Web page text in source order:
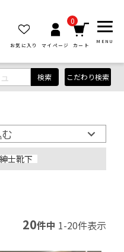
お気に入り マイページ
0
カート
MENU
検索 こだわり検索
紳士靴下
20件中 1-20件表示